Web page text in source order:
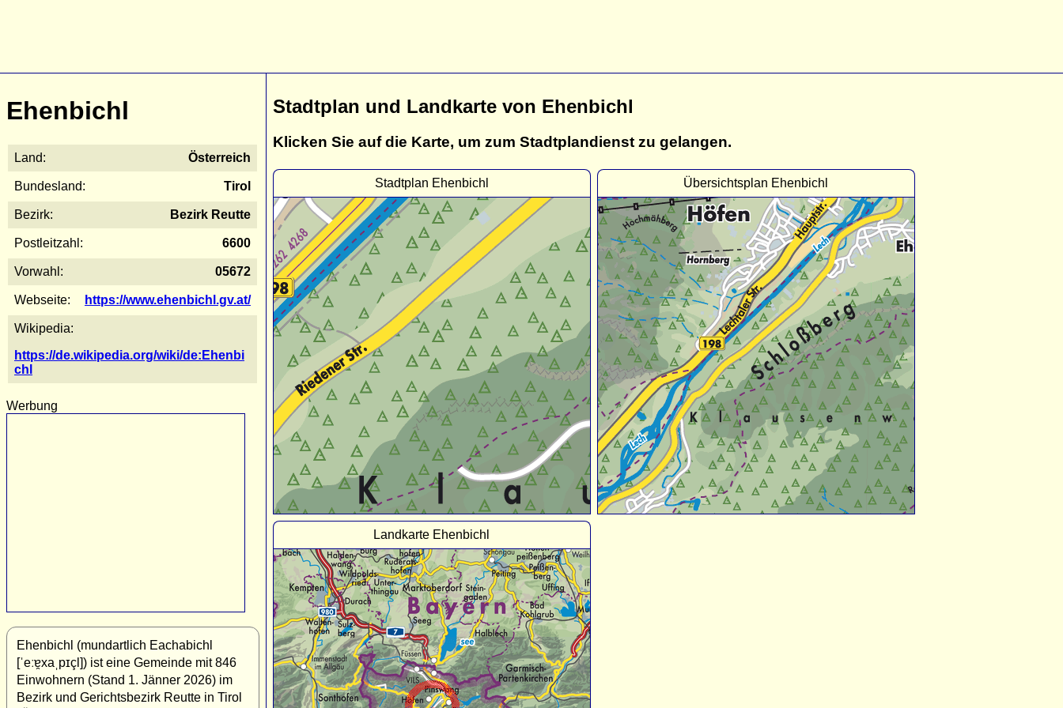
Ehenbichl
Land: Österreich
Bundesland: Tirol
Bezirk: Bezirk Reutte
Postleitzahl: 6600
Vorwahl: 05672
Webseite: https://www.ehenbichl.gv.at/
Wikipedia:
https://de.wikipedia.org/wiki/de:Ehenbi
chl
Werbung
Ehenbichl (mundartlich Eachabichl
[ˈeːɐ̯xaˌpɪçl]) ist eine Gemeinde mit 846
Einwohnern (Stand 1. Jänner 2026) im
Bezirk und Gerichtsbezirk Reutte in Tirol
Stadtplan und Landkarte von Ehenbichl
Klicken Sie auf die Karte, um zum Stadtplandienst zu gelangen.
Stadtplan Ehenbichl Übersichtsplan Ehenbichl
Landkarte Ehenbichl